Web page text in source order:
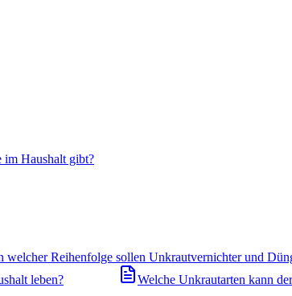
im Haushalt gibt?
welcher Reihenfolge sollen Unkrautvernichter und
leben?
Welche Unkrautarten kann